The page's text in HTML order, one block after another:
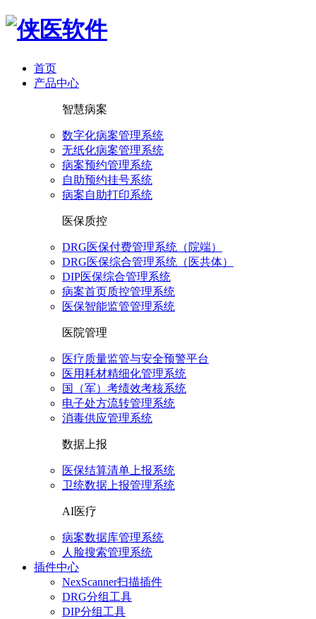
首页
产品中心
智慧病案
数字化病案管理系统
无纸化病案管理系统
病案预约管理系统
自助预约挂号系统
病案自助打印系统
医保质控
DRG医保付费管理系统（院端）
DRG医保综合管理系统（医共体）
DIP医保综合管理系统
病案首页质控管理系统
医保智能监管管理系统
医院管理
医疗质量监管与安全预警平台
医用耗材精细化管理系统
国（军）考绩效考核系统
电子处方流转管理系统
消毒供应管理系统
数据上报
医保结算清单上报系统
卫统数据上报管理系统
AI医疗
病案数据库管理系统
人脸搜索管理系统
插件中心
NexScanner扫描插件
DRG分组工具
DIP分组工具